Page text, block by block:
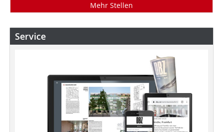
Mehr Stellen
Service